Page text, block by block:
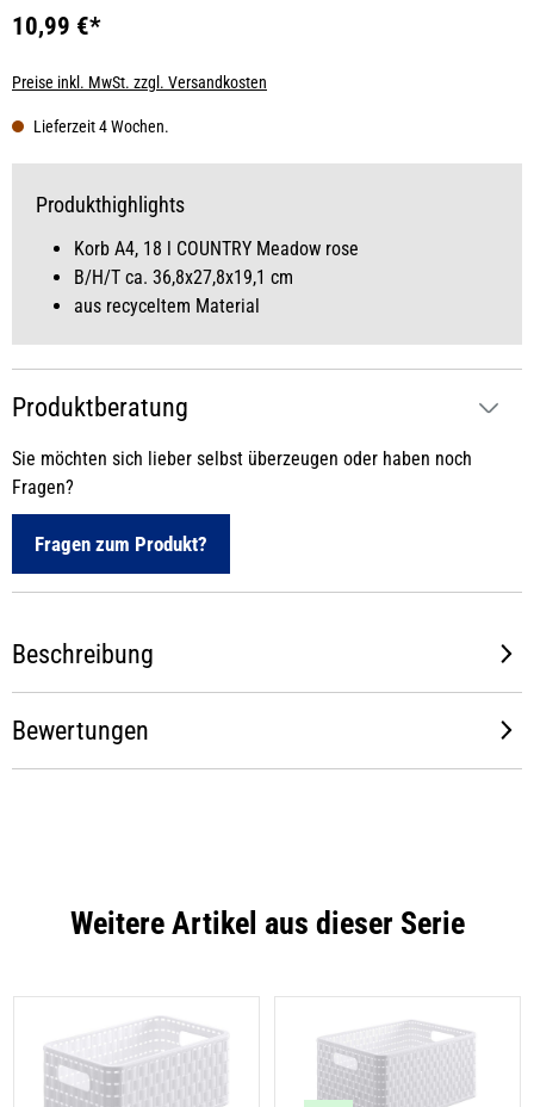
Produkthighlights
Korb A4, 18 l COUNTRY Meadow rose
B/H/T ca. 36,8x27,8x19,1 cm
aus recyceltem Material
10,99 €*
Preise inkl. MwSt. zzgl. Versandkosten
Lieferzeit 4 Wochen.
Produktberatung
Sie möchten sich lieber selbst überzeugen oder haben noch
Fragen?
Fragen zum Produkt?
Beschreibung
Bewertungen
Weitere Artikel aus dieser Serie